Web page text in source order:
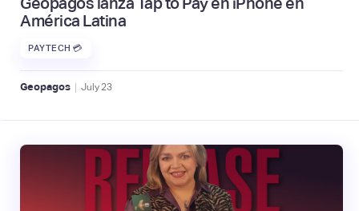
América Latina
PAYTECH 💳
Geopagos | July 23